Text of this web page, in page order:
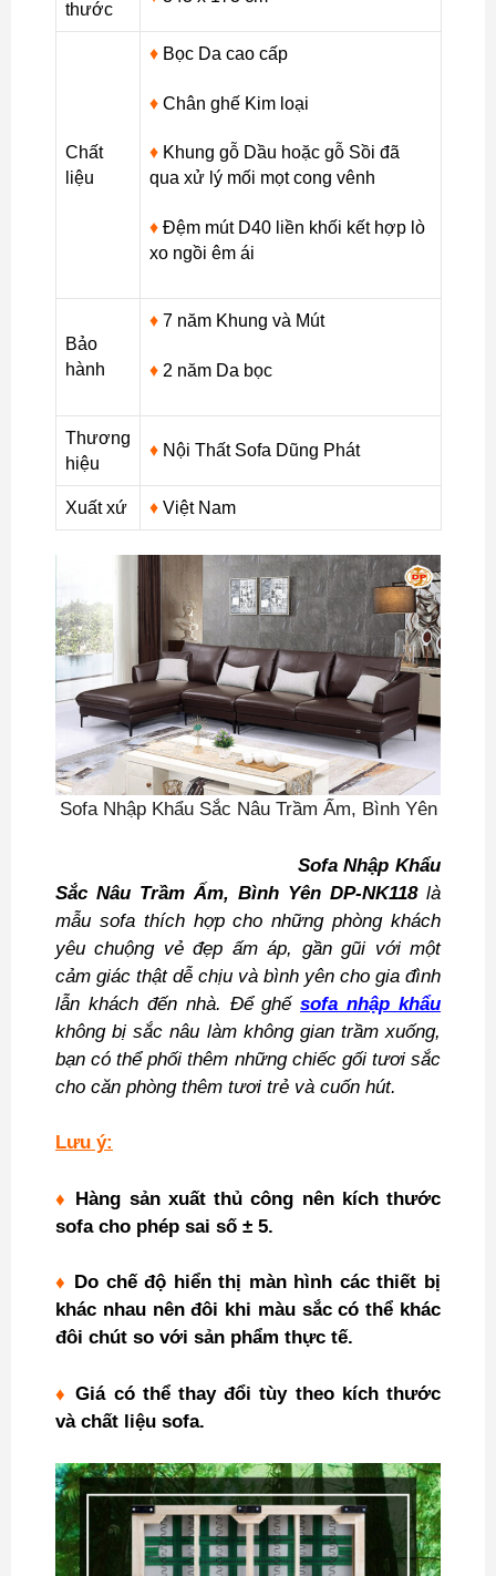
thước
Chất
liệu
♦ Bọc Da cao cấp
♦ Chân ghế Kim loại
♦ Khung gỗ Dầu hoặc gỗ Sồi đã
qua xử lý mối mọt cong vênh
♦ Đệm mút D40 liền khối kết hợp lò
xo ngồi êm ái
Bảo
hành
♦ 7 năm Khung và Mút
♦ 2 năm Da bọc
Thương
hiệu
♦ Nội Thất Sofa Dũng Phát
Xuất xứ ♦ Việt Nam
Sofa Nhập Khẩu Sắc Nâu Trầm Ấm, Bình Yên
Sofa Nhập Khẩu
Sắc Nâu Trầm Ấm, Bình Yên DP-NK118là
mẫu sofa thích hợp cho những phòng khách
yêu chuộng vẻ đẹp ấm áp, gần gũi với một
cảm giác thật dễ chịu và bình yên cho gia đình
lẫn khách đến nhà. Để ghếsofa nhập khẩu
không bị sắc nâu làm không gian trầm xuống,
bạn có thể phối thêm những chiếc gối tươi sắc
cho căn phòng thêm tươi trẻ và cuốn hút.
Lưu ý:
♦ Hàng sản xuất thủ công nên kích thước
sofa cho phép sai số ± 5.
♦
Do chế độ hiển thị màn hình các thiết bị
khác nhau nên đôi khi màu sắc có thể khác
đôi chút so với sản phẩm thực tế.
♦ Giá có thể thay đổi tùy theo kích thước
và chất liệu sofa.